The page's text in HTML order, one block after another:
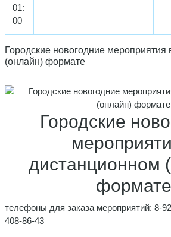
01:
00
Городские новогодние мероприятия
(онлайн) формате
Городские
дистанционном
формате
телефоны для заказа мероприятий: 8-
408-86-43